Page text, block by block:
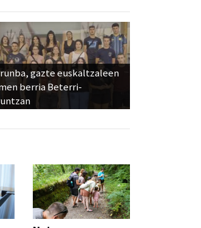
gazte euskaltzaleen
berria Beterri-